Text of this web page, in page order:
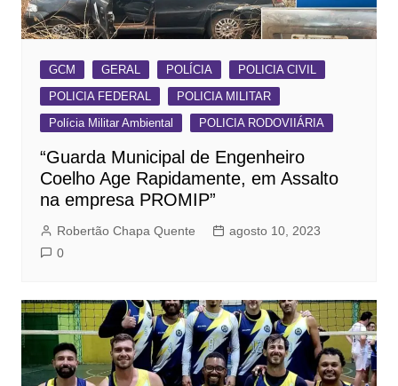
GCM GERAL POLÍCIA
POLICIA CIVIL
POLICIA FEDERAL
POLICIA MILITAR
Polícia Militar Ambiental
POLICIA RODOVIIÁRIA
“Guarda Municipal de Engenheiro
Coelho Age Rapidamente, em Assalto
na empresa PROMIP”
Robertão Chapa Quente
agosto 10, 2023
0